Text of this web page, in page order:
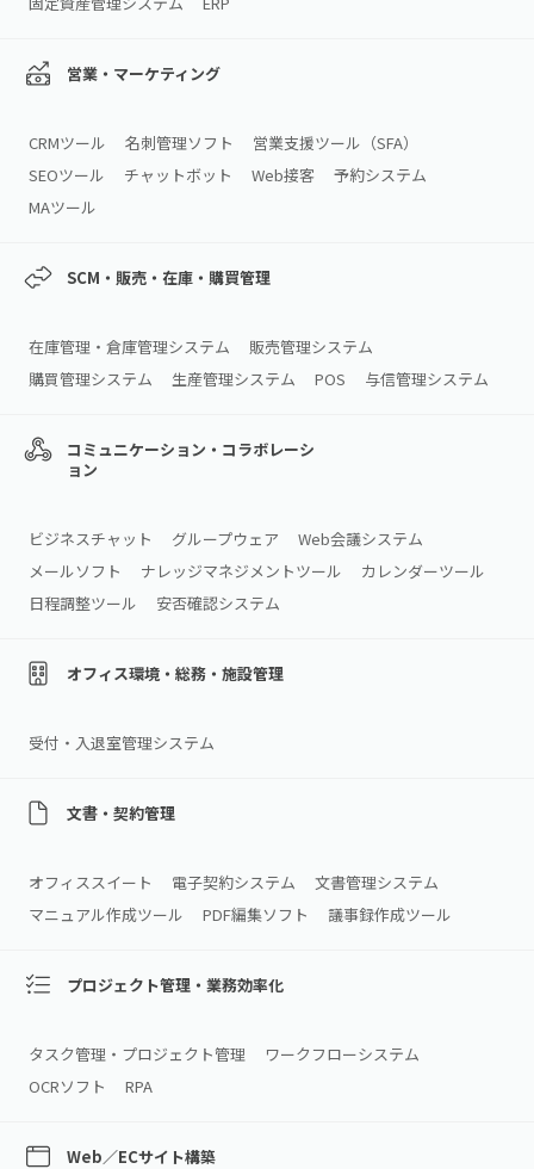
営業・マーケティング
CRMツール 名刺管理ソフト
営業支援ツール（SFA）
SEOツール
チャットボット Web接客
予約システム
MAツール
SCM・販売・在庫・購買管理
在庫管理・倉庫管理システム
販売管理システム
購買管理システム
生産管理システム POS 与信管理システム
コミュニケーション・コラボレーシ
ョン
ビジネスチャット グループウェア
Web会議システム
メールソフト
ナレッジマネジメントツール
カレンダーツール
日程調整ツール
安否確認システム
オフィス環境・総務・施設管理
受付・入退室管理システム
文書・契約管理
オフィススイート 電子契約システム
文書管理システム
マニュアル作成ツール
PDF編集ソフト 議事録作成ツール
プロジェクト管理・業務効率化
タスク管理・プロジェクト管理
ワークフローシステム
OCRソフト
RPA
Web／ECサイト構築